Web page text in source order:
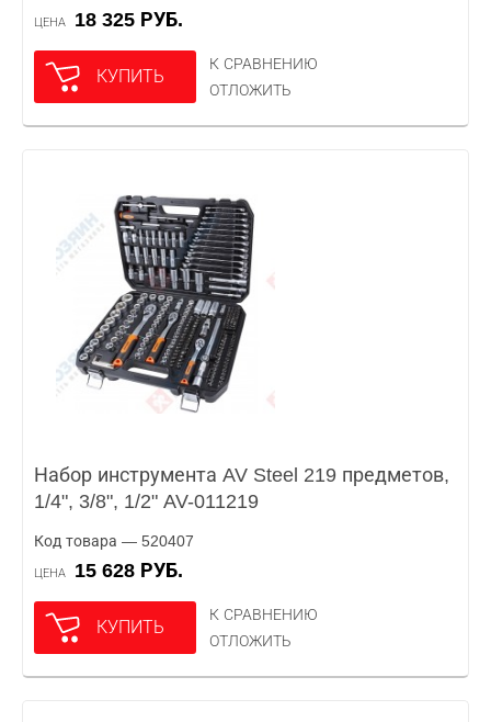
ЦЕНА 18 325 РУБ.
КУПИТЬ
К СРАВНЕНИЮ
ОТЛОЖИТЬ
Набор инструмента AV Steel 219 предметов,
1/4", 3/8", 1/2" AV-011219
Код товара — 520407
ЦЕНА 15 628 РУБ.
КУПИТЬ
К СРАВНЕНИЮ
ОТЛОЖИТЬ